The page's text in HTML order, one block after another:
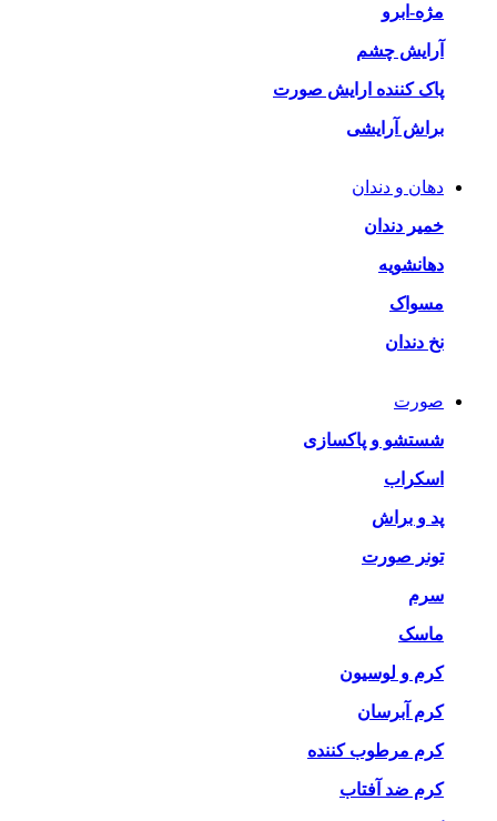
مژه-ابرو
آرایش چشم
پاک کننده ارایش صورت
براش آرایشی
دهان و دندان
خمیر دندان
دهانشویه
مسواک
نخ دندان
صورت
شستشو و پاکسازی
اسکراب
پد و براش
تونر صورت
سرم
ماسک
کرم و لوسیون
کرم آبرسان
کرم مرطوب کننده
کرم ضد آفتاب